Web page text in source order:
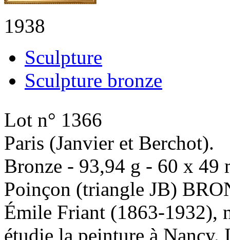
1938
Sculpture
Sculpture bronze
Lot n° 1366
Paris (Janvier et Berchot).
Bronze - 93,94 g - 60 x 49
Poinçon (triangle JB)
Émile Friant (1863-1932),
étudie la peinture à